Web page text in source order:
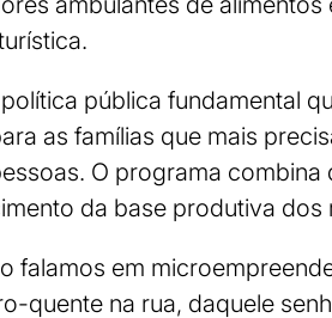
política pública fundamental
as famílias que mais
O programa
da base produtiva dos
falamos em
quente na rua, daquele